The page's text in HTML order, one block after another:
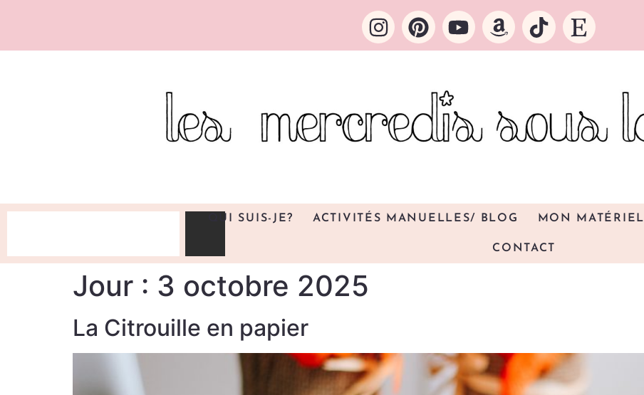
QUI SUIS-JE? ACTIVITÉS MANUELLES/ BLOG MON MATÉRIEL
CONTACT
Jour : 3 octobre 2025
La Citrouille en papier